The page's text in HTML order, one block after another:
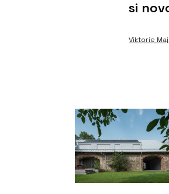
si
Viktorie